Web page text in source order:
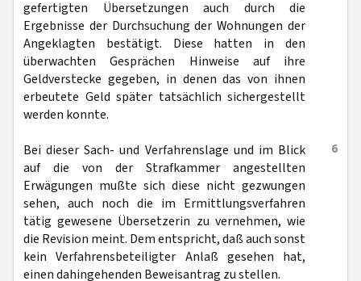
gefertigten Übersetzungen auch durch die
Ergebnisse der Durchsuchung der Wohnungen der
Angeklagten bestätigt. Diese hatten in den
überwachten Gesprächen Hinweise auf ihre
Geldverstecke gegeben, in denen das von ihnen
erbeutete Geld später tatsächlich sichergestellt
werden konnte.
6
Bei dieser Sach- und Verfahrenslage und im Blick
auf die von der Strafkammer angestellten
Erwägungen mußte sich diese nicht gezwungen
sehen, auch noch die im Ermittlungsverfahren
tätig gewesene Übersetzerin zu vernehmen, wie
die Revision meint. Dem entspricht, daß auch sonst
kein Verfahrensbeteiligter Anlaß gesehen hat,
einen dahingehenden Beweisantrag zu stellen.